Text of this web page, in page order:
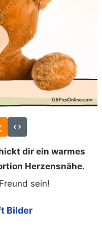
dir ein warmes
Herzensnähe.
sein!
Bilder